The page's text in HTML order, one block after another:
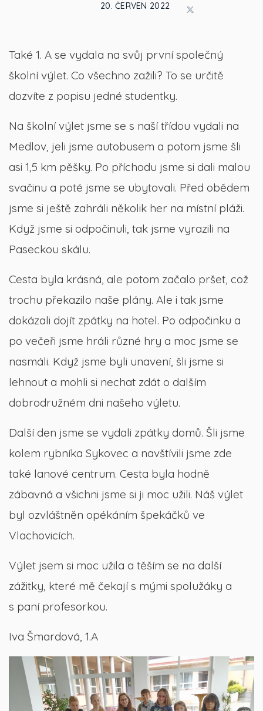
20. ČERVEN 2022
Také 1. A se vydala na svůj první společný
školní výlet. Co všechno zažili? To se určitě
dozvíte z popisu jedné studentky.
Na školní výlet jsme se s naší třídou vydali na
Medlov, jeli jsme autobusem a potom jsme šli
asi 1,5 km pěšky. Po příchodu jsme si dali malou
svačinu a poté jsme se ubytovali. Před obědem
jsme si ještě zahráli několik her na místní pláži.
Když jsme si odpočinuli, tak jsme vyrazili na
Paseckou skálu.
Cesta byla krásná, ale potom začalo pršet, což
trochu překazilo naše plány. Ale i tak jsme
dokázali dojít zpátky na hotel. Po odpočinku a
po večeři jsme hráli různé hry a moc jsme se
nasmáli. Když jsme byli unavení, šli jsme si
lehnout a mohli si nechat zdát o dalším
dobrodružném dni našeho výletu.
Další den jsme se vydali zpátky domů. Šli jsme
kolem rybníka Sykovec a navštívili jsme zde
také lanové centrum. Cesta byla hodně
zábavná a všichni jsme si ji moc užili. Náš výlet
byl ozvláštněn opékáním špekáčků ve
Vlachovicích.
Výlet jsem si moc užila a těším se na další
zážitky, které mě čekají s mými spolužáky a
s paní profesorkou.
Iva Šmardová, 1.A